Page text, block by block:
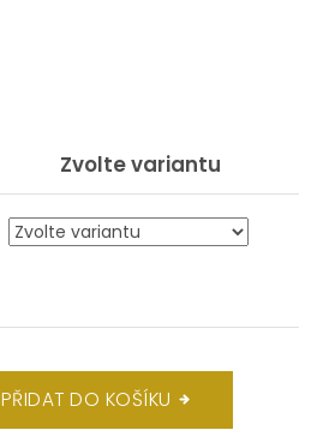
Zvolte variantu
PŘIDAT DO KOŠÍKU